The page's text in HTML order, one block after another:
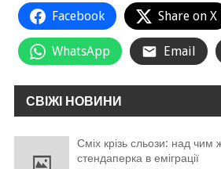
Facebook Share on X
WhatsApp Email
СВІЖІ НОВИНИ
Сміх крізь сльози: над чим
стендаперка в еміграції